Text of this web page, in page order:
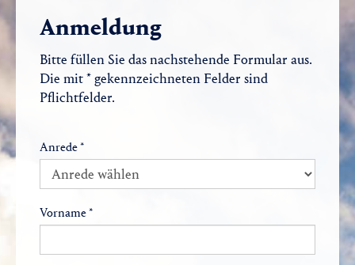
Anmeldung
Bitte füllen Sie das nachstehende Formular aus.
Die mit * gekennzeichneten Felder sind
Pflichtfelder.
Anrede *
Vorname *